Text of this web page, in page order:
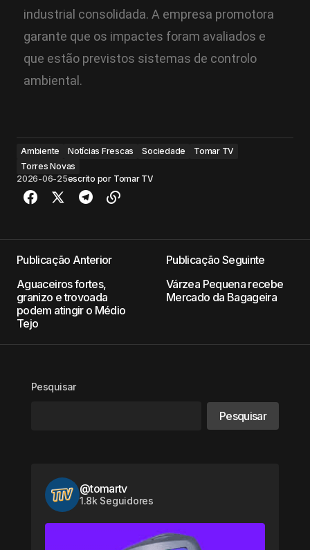
industrial consolidada. A empresa promotora
garante que os impactes foram avaliados e
que estão previstos sistemas de controlo
ambiental.
Ambiente Notícias Frescas Sociedade
Tomar TV
Torres Novas
2026-06-25escrito por Tomar TV
Publicação Anterior
Aguaceiros fortes,
granizo e trovoada
podem atingir o Médio
Tejo
Publicação Seguinte
Várzea Pequena recebe
Mercado da Bagageira
Pesquisar
Pesquisar
@tomartv
1.8k Seguidores